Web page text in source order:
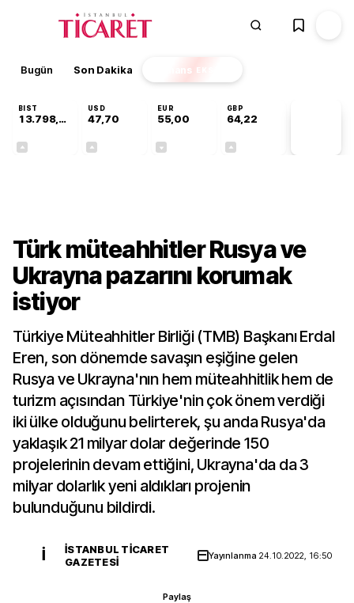
Bugün Son Dakika Finans EKSTRA
BIST
13.798,82
USD
47,70
EUR
55,00
GBP
64,22
Türk müteahhitler Rusya ve
Ukrayna pazarını korumak
istiyor
Türkiye Müteahhitler Birliği (TMB) Başkanı Erdal
Eren, son dönemde savaşın eşiğine gelen
Rusya ve Ukrayna'nın hem müteahhitlik hem de
turizm açısından Türkiye'nin çok önem verdiği
iki ülke olduğunu belirterek, şu anda Rusya'da
yaklaşık 21 milyar dolar değerinde 150
projelerinin devam ettiğini, Ukrayna'da da 3
milyar dolarlık yeni aldıkları projenin
bulunduğunu bildirdi.
İ
İSTANBUL TICARET
GAZETESI
Yayınlanma 24.10.2022, 16:50
Paylaş